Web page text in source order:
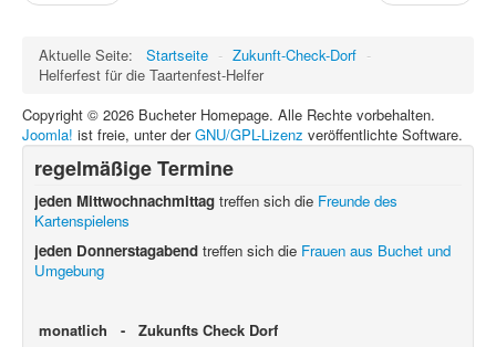
Aktuelle Seite: Startseite - Zukunft-Check-Dorf -
Helferfest für die Taartenfest-Helfer
Copyright © 2026 Bucheter Homepage. Alle Rechte vorbehalten.
Joomla! ist freie, unter derGNU/GPL-Lizenz veröffentlichte Software.
regelmäßige Termine
jeden Mittwochnachmittag treffen sich die Freunde des
Kartenspielens
jeden Donnerstagabend treffen sich die Frauen aus Buchet und
Umgebung
monatlich - Zukunfts Check Dorf